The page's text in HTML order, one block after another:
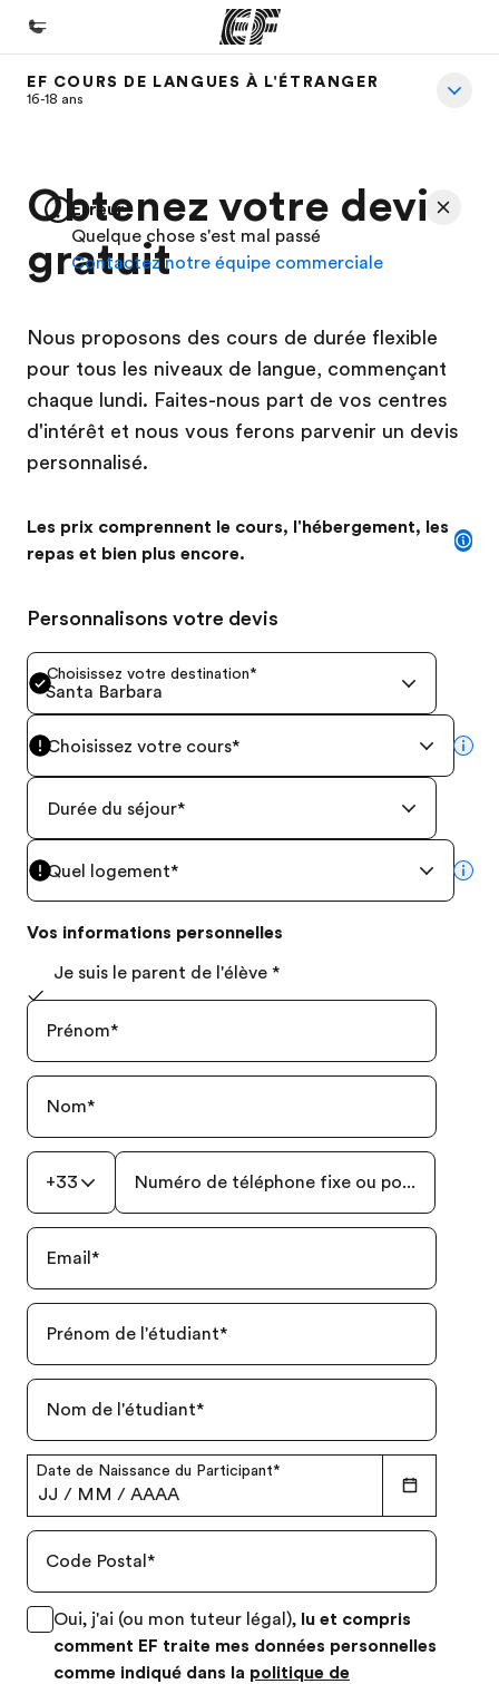
Accueil
Programmes
Nos offres
Bureaux
A propos de nous
Qui sommes-nous ?
EF recrute
Rejoignez nos équipes
EF COURS DE LANGUES À L'ÉTRANGER
16-18 ans
Obtenez votre devis
gratuit
Nous proposons des cours de durée flexible
pour tous les niveaux de langue, commençant
chaque lundi. Faites-nous part de vos centres
d'intérêt et nous vous ferons parvenir un devis
personnalisé.
Les prix comprennent le cours, l'hébergement, les
repas et bien plus encore.
Personnalisons votre devis
Choisissez votre destination*
Santa Barbara
Choisissez votre cours*
Durée du séjour*
Quel logement*
Vos informations personnelles
Je suis le parent de l'élève *
Prénom*
Nom*
+33 Numéro de téléphone fixe ou portable
Email *
Prénom de l'étudiant*
Nom de l'étudiant*
Date de Naissance du Participant*
JJ / MM / AAAA
Code Postal *
Oui, j'ai (ou mon tuteur légal), lu et compris
comment EF traite mes données personnelles
comme indiqué dans la politique de
Erreur
Quelque chose s'est mal passé
Contactez notre équipe commerciale